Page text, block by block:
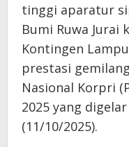
tinggi aparatur
Bumi Ruwa Jurai
Kontingen
prestasi
Nasional Korpri
2025 yang
(11/10/2025).